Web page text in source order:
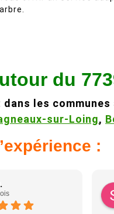
arbre.
du
les
sur-Loing,
: